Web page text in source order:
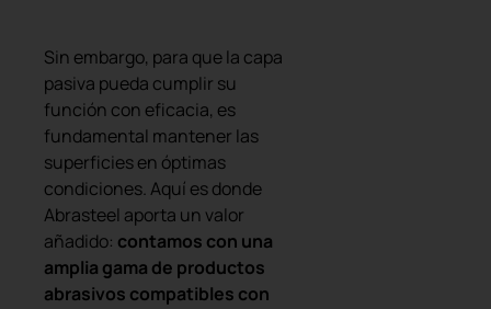
Sin embargo, para que la capa
pasiva pueda cumplir su
función con eficacia, es
fundamental mantener las
superficies en óptimas
condiciones. Aquí es donde
Abrasteel aporta un valor
añadido: contamos con una
amplia gama de productos
abrasivos compatibles con